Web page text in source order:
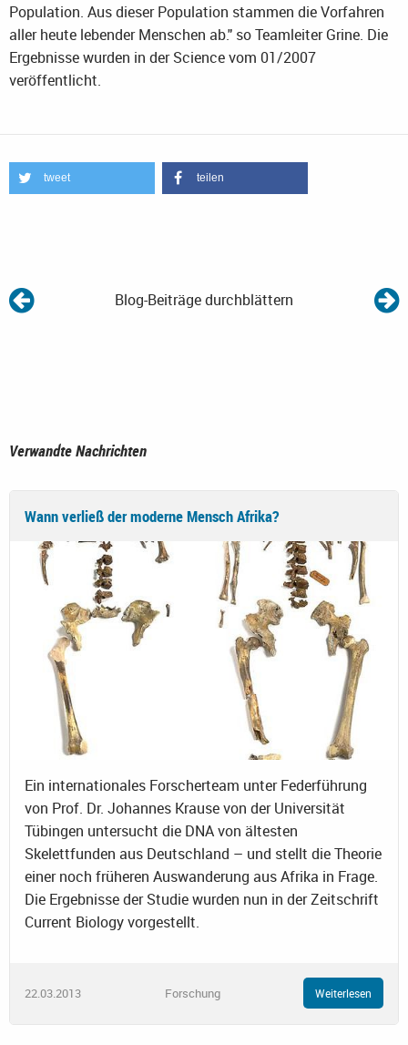
Population. Aus dieser Population stammen die Vorfahren
aller heute lebender Menschen ab." so Teamleiter Grine. Die
Ergebnisse wurden in der Science vom 01/2007
veröffentlicht.
tweet teilen
Blog-Beiträge durchblättern
Verwandte Nachrichten
Wann verließ der moderne Mensch Afrika?
Ein internationales Forscherteam unter Federführung
von Prof. Dr. Johannes Krause von der Universität
Tübingen untersucht die DNA von ältesten
Skelettfunden aus Deutschland – und stellt die Theorie
einer noch früheren Auswanderung aus Afrika in Frage.
Die Ergebnisse der Studie wurden nun in der Zeitschrift
Current Biology vorgestellt.
22.03.2013 Forschung Weiterlesen